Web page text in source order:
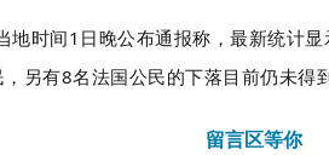
地时间1日晚公布通报称，最新统计
另有8名法国公民的下落目前仍未得
留言区等你